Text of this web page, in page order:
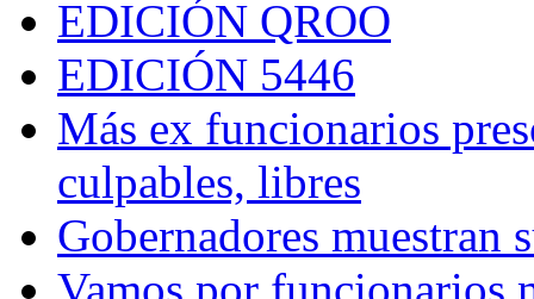
EDICIÓN QROO
EDICIÓN 5446
Más ex funcionarios
culpables, libres
Gobernadores muestran
Vamos por funcionarios